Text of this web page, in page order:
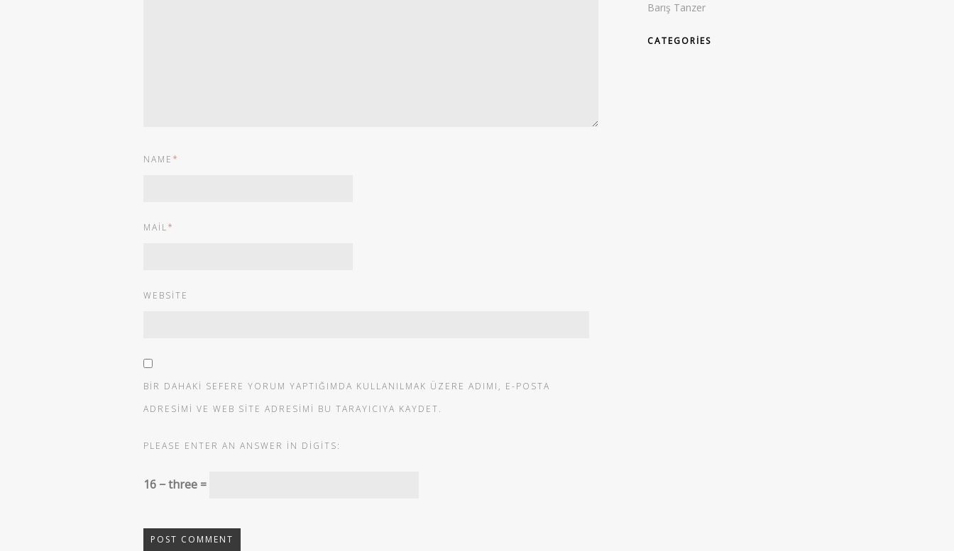
NAME *
MAIL*
WEBSITE
BIR DAHAKI SEFERE YORUM YAPTIĞIMDA KULLANILMAK ÜZERE ADIMI, E-POSTA
ADRESIMI VE WEB SITE ADRESIMI BU TARAYICIYA KAYDET.
PLEASE ENTER AN ANSWER IN DIGITS:
16 − three =
Barış Tanzer
CATEGORIES